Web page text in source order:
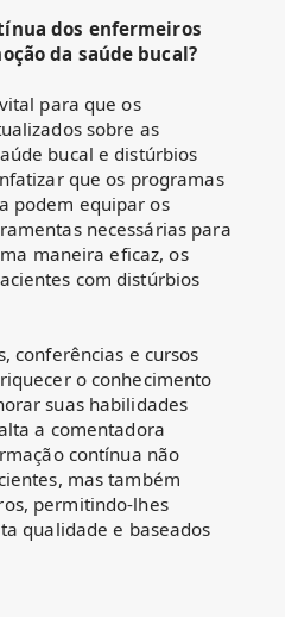
dos enfermeiros
da saúde bucal?
para que os
sobre as
bucal e distúrbios
que os programas
podem equipar os
necessárias para
maneira eficaz, os
com distúrbios
conferências e cursos
o conhecimento
suas habilidades
a comentadora
contínua não
mas também
permitindo-lhes
qualidade e baseados